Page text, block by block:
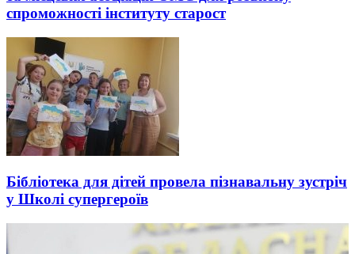
спроможності інституту старост
Бібліотека для дітей провела пізнавальну зустріч
у Школі супергероїв